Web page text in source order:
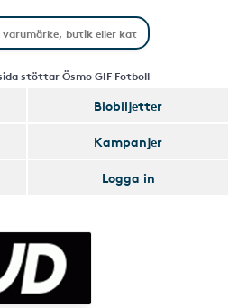
stöttar Ösmo GIF Fotboll
Biobiljetter
Kampanjer
Logga in